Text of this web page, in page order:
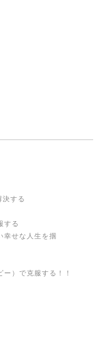
決する
する
幸せな人生を掴
）で克服する！！